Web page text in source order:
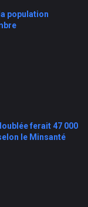
population
ferait 47 000
le Minsanté